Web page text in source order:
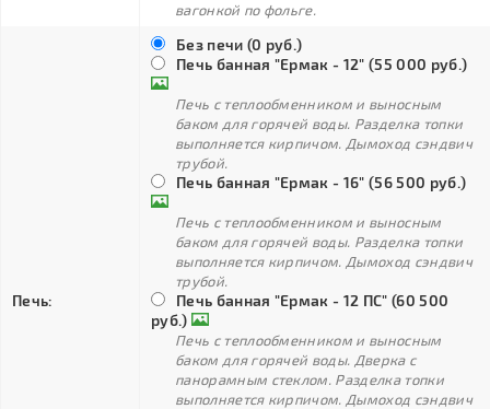
вагонкой по фольге.
Печь:
Без печи (0 руб.)
Печь банная "Ермак - 12" (55 000 руб.)
Печь с теплообменником и выносным
баком для горячей воды. Разделка топки
выполняется кирпичом. Дымоход сэндвич
трубой.
Печь банная "Ермак - 16" (56 500 руб.)
Печь с теплообменником и выносным
баком для горячей воды. Разделка топки
выполняется кирпичом. Дымоход сэндвич
трубой.
Печь банная "Ермак - 12 ПС" (60 500
руб.)
Печь с теплообменником и выносным
баком для горячей воды. Дверка с
панорамным стеклом. Разделка топки
выполняется кирпичом. Дымоход сэндвич